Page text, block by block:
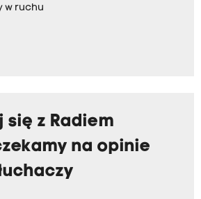
w ruchu
się z Radiem
na opinie